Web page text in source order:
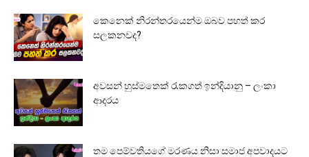
කෙනෙක් නිරන්තරයෙන්ම ඔබව පහත් කර
සලකනවද?
අවසන් හුස්මතෙක් රැකගත් ඉන්දියානු – ලංකා
ආදරය
තම පෙම්වතියගේ මරණය නිසා සමාජ අපවාදයට